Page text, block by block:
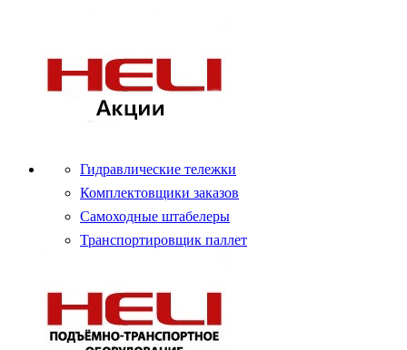
Гидравлические тележки
Комплектовщики заказов
Самоходные штабелеры
Транспортировщик паллет